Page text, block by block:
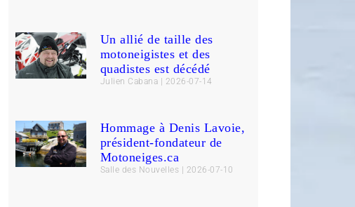
Un allié de taille des
motoneigistes et des
quadistes est décédé
Julien Cabana 2026-07-14
Hommage à Denis Lavoie,
président-fondateur de
Motoneiges.ca
Salle des Nouvelles 2026-07-10